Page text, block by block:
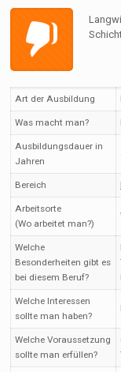
Art der Ausbildung
Was macht man?
Ausbildungsdauer in
Jahren
Bereich
Arbeitsorte
(Wo arbeitet man?)
Welche
Besonderheiten gibt es
bei diesem Beruf?
Welche Interessen
sollte man haben?
Welche Voraussetzung
sollte man erfüllen?